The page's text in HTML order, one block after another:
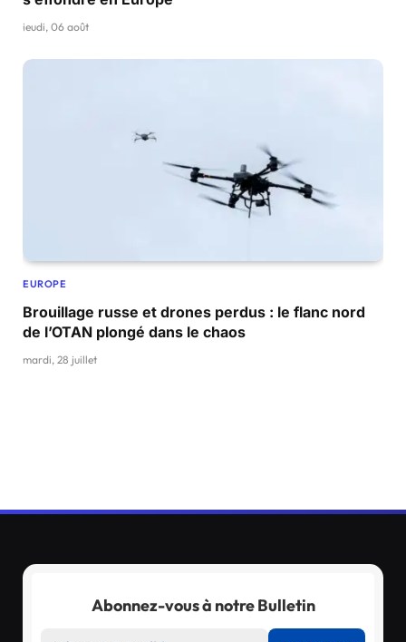
jeudi, 06 août
EUROPE
Brouillage russe et drones perdus : le flanc nord
de l’OTAN plongé dans le chaos
mardi, 28 juillet
Abonnez-vous à notre Bulletin